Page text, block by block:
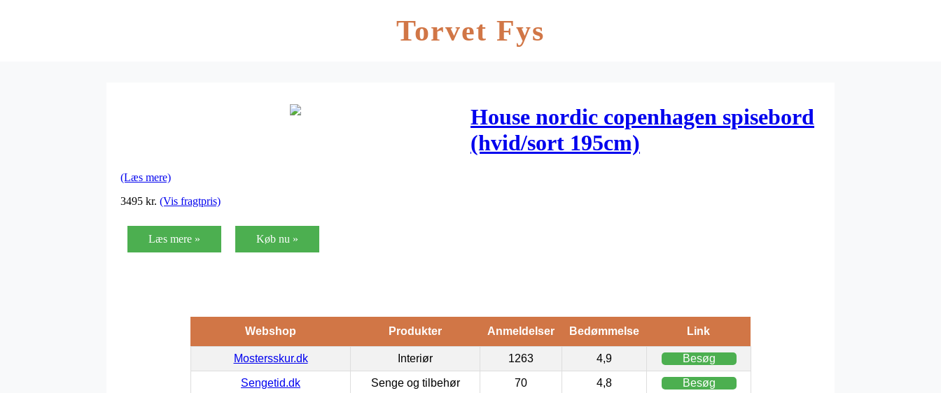
Torvet Fys
House nordic copenhagen spisebord
(hvid/sort 195cm)
(Læs mere)
3495 kr. (Vis fragtpris)
Læs mere » Køb nu »
Webshop Produkter Anmeldelser Bedømmelse Link
Mostersskur.dk Interiør 1263 4,9 Besøg
Sengetid.dk Senge og tilbehør 70 4,8 Besøg